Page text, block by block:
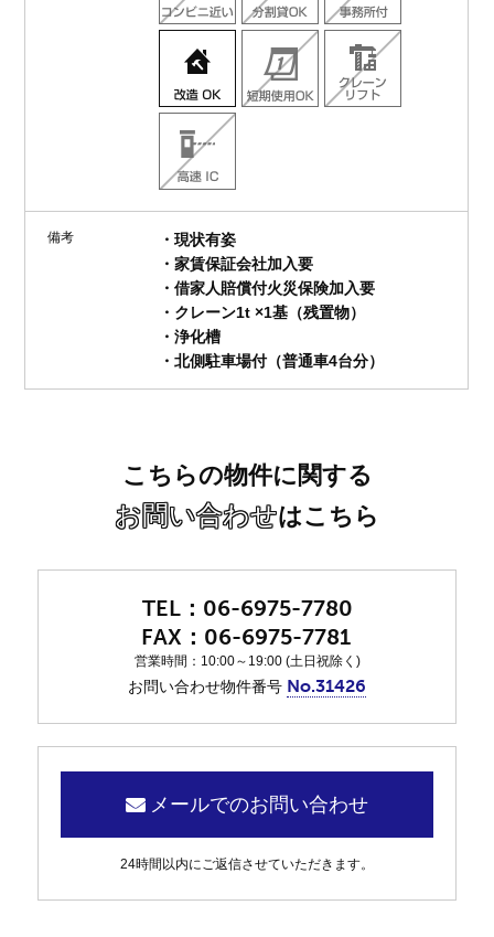
備考
・現状有姿
・家賃保証会社加入要
・借家人賠償付火災保険加入要
・クレーン1t ×1基（残置物）
・浄化槽
・北側駐車場付（普通車4台分）
こちらの物件に関する
お問い合わせはこちら
06-6975-7780
06-6975-7781
営業時間：10:00～19:00 (土日祝除く)
お問い合わせ物件番号 No.31426
メールでのお問い合わせ
24時間以内にご返信させていただきます。